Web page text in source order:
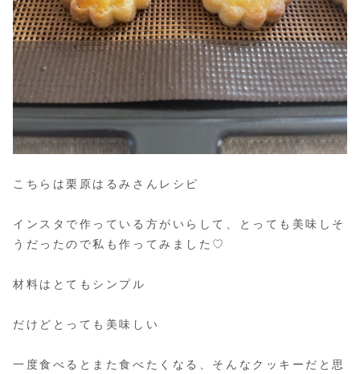
こちらは栗原はるみさんレシピ
インスタで作っている方がいらして、とっても美味しそ
うだったので私も作ってみました♡
材料はとてもシンプル
だけどとっても美味しい
一度食べるとまた食べたくなる、そんなクッキーだと思